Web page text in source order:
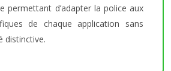
permettant d’adapter la police aux
de chaque application sans
distinctive.